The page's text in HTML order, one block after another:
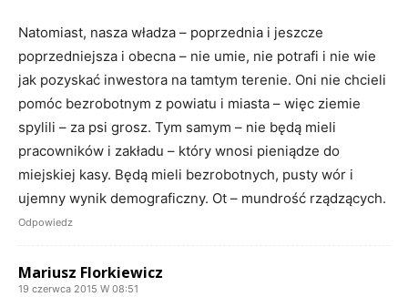
Natomiast, nasza władza – poprzednia i jeszcze
poprzedniejsza i obecna – nie umie, nie potrafi i nie wie
jak pozyskać inwestora na tamtym terenie. Oni nie chcieli
pomóc bezrobotnym z powiatu i miasta – więc ziemie
spylili – za psi grosz. Tym samym – nie będą mieli
pracowników i zakładu – który wnosi pieniądze do
miejskiej kasy. Będą mieli bezrobotnych, pusty wór i
ujemny wynik demograficzny. Ot – mundrość rządzących.
Odpowiedz
Mariusz Florkiewicz
19 czerwca 2015 W 08:51